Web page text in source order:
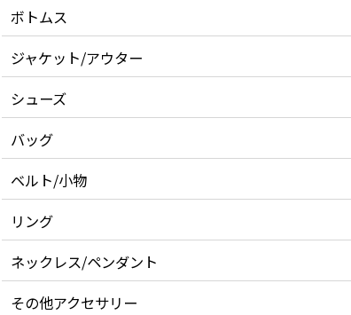
ボトムス
ジャケット/アウター
シューズ
バッグ
ベルト/小物
リング
ネックレス/ペンダント
その他アクセサリー